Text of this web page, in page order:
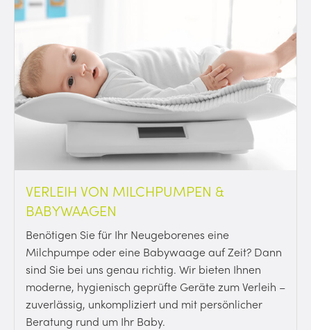
VERLEIH VON MILCHPUMPEN &
BABYWAAGEN
Benötigen Sie für Ihr Neugeborenes eine
Milchpumpe oder eine Babywaage auf Zeit? Dann
sind Sie bei uns genau richtig. Wir bieten Ihnen
moderne, hygienisch geprüfte Geräte zum Verleih –
zuverlässig, unkompliziert und mit persönlicher
Beratung rund um Ihr Baby.